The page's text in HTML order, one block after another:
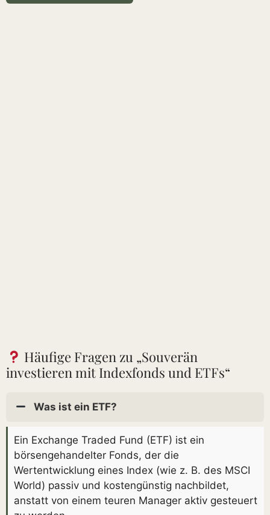
Häufige Fragen zu „Souverän
investieren mit Indexfonds und ETFs“
Was ist ein ETF?
Ein Exchange Traded Fund (ETF) ist ein
börsengehandelter Fonds, der die
Wertentwicklung eines Index (wie z. B. des MSCI
World) passiv und kostengünstig nachbildet,
anstatt von einem teuren Manager aktiv gesteuert